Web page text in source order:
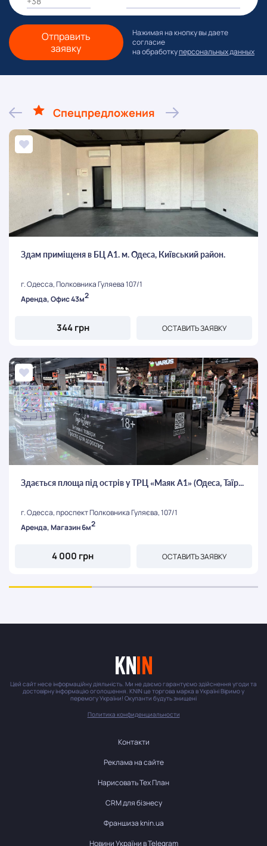
Отправить
заявку
Нажимая на кнопку вы даете
согласие
на обработкуперсональных данных
Спецпредложения
Здам приміщеня в БЦ А1. м. Одеса, Київський район.
г. Одесса, Полковника Гуляева 107/1
Аренда, Офис 43м2
344 грн ОСТАВИТЬ ЗАЯВКУ
Здається площа під острів у ТРЦ «Маяк А1» (Одеса, Таїр...
г. Одесса, проспект Полковника Гуляєва, 107/1
Аренда, Магазин 6м2
4 000 грн ОСТАВИТЬ ЗАЯВКУ
Цей сайт несе інформаційну діяльність. Ми не даємо гарантуємо здійснення угоди та
достовірну інформацію оголошення. KNIN це торгова марка в Україні Віримо у
перемогу України! Окупанти будуть знищені
Политика конфиденциальности
Контакти
Реклама на сайте
Нарисовать Тех План
CRM для бізнесу
Франшиза knin.ua
Новини України в Telegram